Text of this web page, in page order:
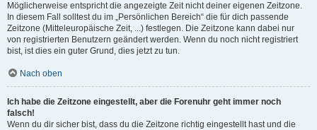
Möglicherweise entspricht die angezeigte Zeit nicht deiner eigenen Zeitzone.
In diesem Fall solltest du im „Persönlichen Bereich“ die für dich passende
Zeitzone (Mitteleuropäische Zeit, ...) festlegen. Die Zeitzone kann dabei nur
von registrierten Benutzern geändert werden. Wenn du noch nicht registriert
bist, ist dies ein guter Grund, dies jetzt zu tun.
Nach oben
Ich habe die Zeitzone eingestellt, aber die Forenuhr geht immer noch
falsch!
Wenn du dir sicher bist, dass du die Zeitzone richtig eingestellt hast und die